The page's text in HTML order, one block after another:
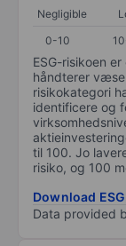
Negligible
0-10
ESG-risikoen
håndterer
risikokategori
identificere og
til 100. Jo
risiko, og 100
Download
Data provided